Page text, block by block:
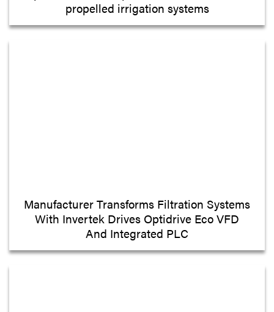
propelled irrigation systems
Manufacturer Transforms Filtration Systems
With Invertek Drives Optidrive Eco VFD
And Integrated PLC